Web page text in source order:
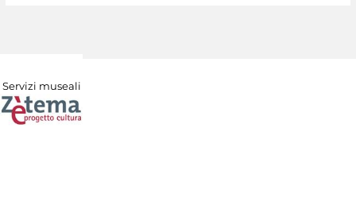
Servizi museali